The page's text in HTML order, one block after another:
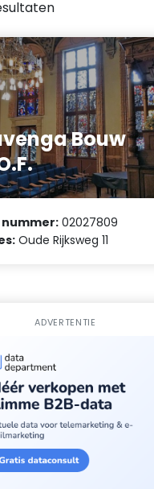
Bouw
nummer: 02027809
Oude Rijksweg 11
ADVERTENTIE